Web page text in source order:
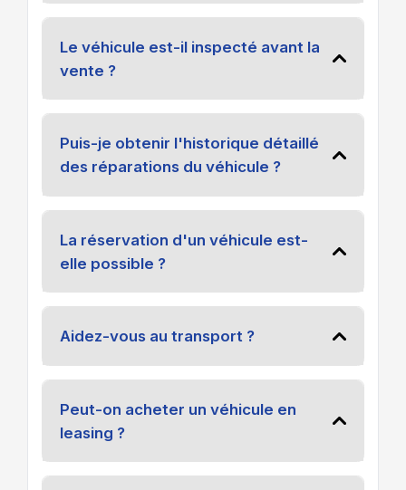
Le véhicule est-il inspecté avant la
vente ?
Puis-je obtenir l'historique détaillé
des réparations du véhicule ?
La réservation d'un véhicule est-
elle possible ?
Aidez-vous au transport ?
Peut-on acheter un véhicule en
leasing ?